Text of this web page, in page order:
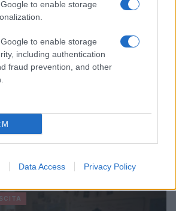
to enable storage
to enable storage
including authentication
fraud prevention, and other
Data Access Privacy Policy
pone il benessere scolastico